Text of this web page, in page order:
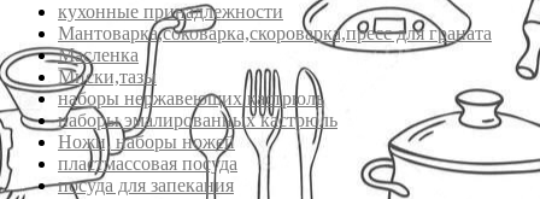
кухонные принадлежности
Мантоварка,соковарка,скороварка,пресс для граната
Масленка
Миски,тазы
наборы нержавеющих кастрюль
наборы эмалированных кастрюль
Ножи, наборы ножей
пластмассовая посуда
посуда для запекания